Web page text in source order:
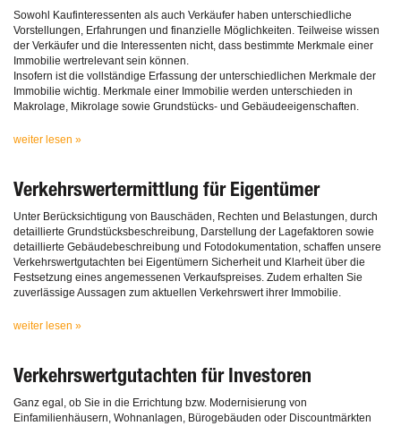
Sowohl Kaufinteressenten als auch Verkäufer haben unterschiedliche
Vorstellungen, Erfahrungen und finanzielle Möglichkeiten. Teilweise wissen
der Verkäufer und die Interessenten nicht, dass bestimmte Merkmale einer
Immobilie wertrelevant sein können.
Insofern ist die vollständige Erfassung der unterschiedlichen Merkmale der
Immobilie wichtig. Merkmale einer Immobilie werden unterschieden in
Makrolage, Mikrolage sowie Grundstücks- und Gebäudeeigenschaften.
weiter lesen »
Verkehrswertermittlung für Eigentümer
Unter Berücksichtigung von Bauschäden, Rechten und Belastungen, durch
detaillierte Grundstücksbeschreibung, Darstellung der Lagefaktoren sowie
detaillierte Gebäudebeschreibung und Fotodokumentation, schaffen unsere
Verkehrswertgutachten bei Eigentümern Sicherheit und Klarheit über die
Festsetzung eines angemessenen Verkaufspreises. Zudem erhalten Sie
zuverlässige Aussagen zum aktuellen Verkehrswert ihrer Immobilie.
weiter lesen »
Verkehrswertgutachten für Investoren
Ganz egal, ob Sie in die Errichtung bzw. Modernisierung von
Einfamilienhäusern, Wohnanlagen, Bürogebäuden oder Discountmärkten